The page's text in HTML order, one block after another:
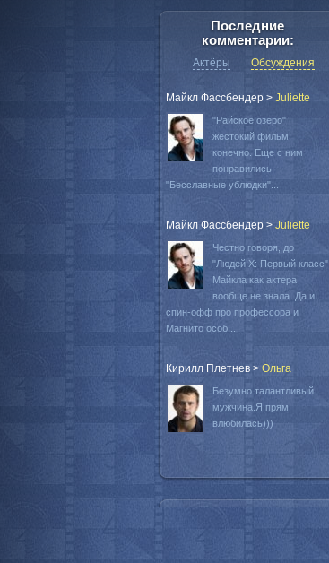
Последние
комментарии:
Актёры Обсуждения
Майкл Фассбендер > Juliette
"Райское озеро"
жестокий фильм
конечно. Еще с ним
понравились
"Бесславные ублюдки"...
Майкл Фассбендер > Juliette
Честно говоря, до
"Людей Х: Первый класс"
Майкла как актера
вообще не знала. Да и
спин-офф про профессора и
Магнито особ...
Кирилл Плетнев > Oльга
Безумно талантливый
мужчина.Я прям
влюбилась)))